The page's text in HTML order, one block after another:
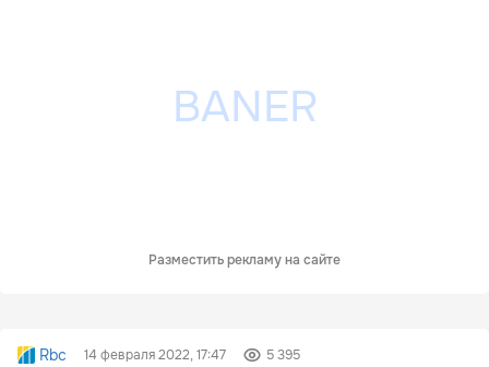
Разместить рекламу на сайте
Rbc 14 февраля 2022, 17:47 5 395